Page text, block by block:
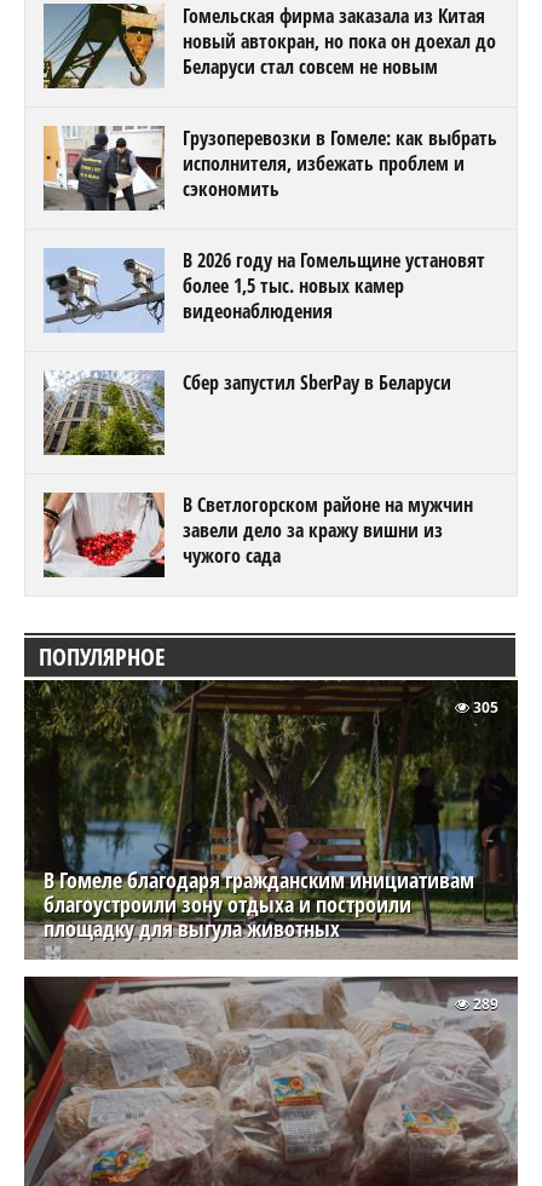
Гомельская фирма заказала из Китая
новый автокран, но пока он доехал до
Беларуси стал совсем не новым
Грузоперевозки в Гомеле: как выбрать
исполнителя, избежать проблем и
сэкономить
В 2026 году на Гомельщине установят
более 1,5 тыс. новых камер
видеонаблюдения
Сбер запустил SberPay в Беларуси
В Светлогорском районе на мужчин
завели дело за кражу вишни из
чужого сада
ПОПУЛЯРНОЕ
В Гомеле благодаря гражданским инициативам
благоустроили зону отдыха и построили
площадку для выгула животных
305
289